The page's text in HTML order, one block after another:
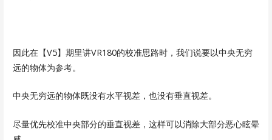
因此在【V5】期里讲VR180的校准思路时，我们说要以中央无穷
远的物体为参考。
中央无穷远的物体既没有水平视差，也没有垂直视差。
尽量优先校准中央部分的垂直视差，这样可以消除大部分恶心眩晕